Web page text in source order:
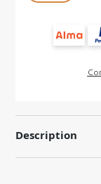
Description